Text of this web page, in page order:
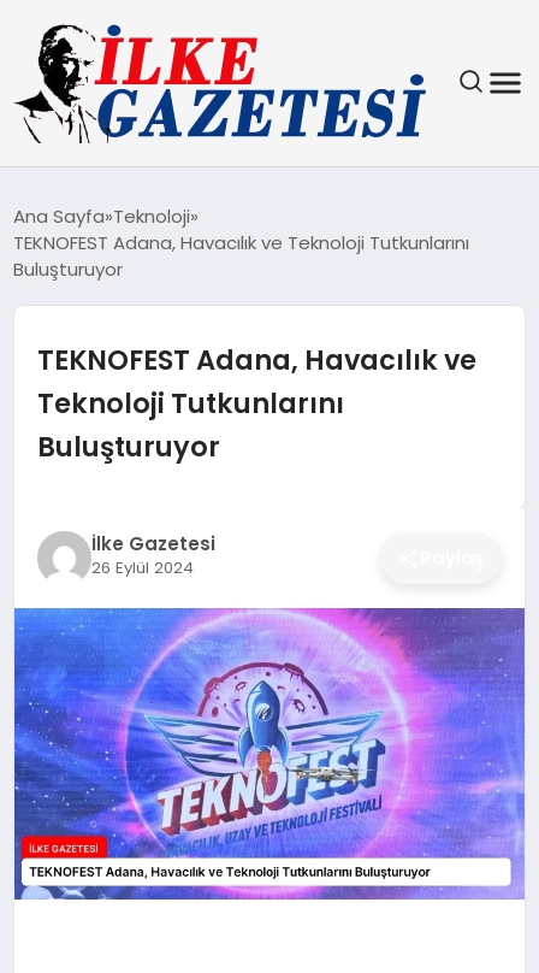
TEKNOLOJI
MAGAZIN
DÜNYA
SIYASET
EĞITIM
Ana Sayfa Teknoloji
TEKNOFEST Adana, Havacılık ve Teknoloji Tutkunlarını
Buluşturuyor
TEKNOFEST Adana, Havacılık ve
Teknoloji Tutkunlarını
Buluşturuyor
İlke Gazetesi
26 Eylül 2024